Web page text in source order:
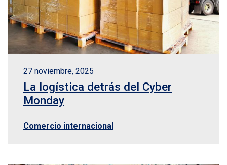
27 noviembre, 2025
La logística detrás del Cyber
Monday
Comercio internacional